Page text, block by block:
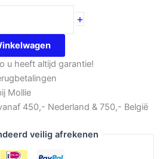
+
u heeft altijd garantie!
Mollie
450,- Nederland & 750,- België
veilig afrekenen